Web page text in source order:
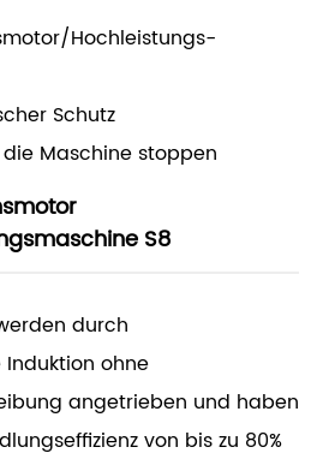
Hochleistungs-
Schutz
Maschine stoppen
S8
durch
ohne
angetrieben und haben
von bis zu 80%